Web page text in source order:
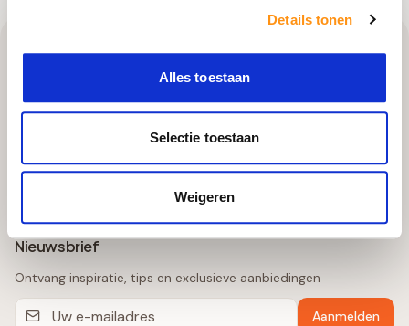
Details tonen
Alles toestaan
Selectie toestaan
Weigeren
Hoogwaardige HOWQ terrasoverkappingen met superieure
Nieuwsbrief
Ontvang inspiratie, tips en exclusieve aanbiedingen
Aanmelden